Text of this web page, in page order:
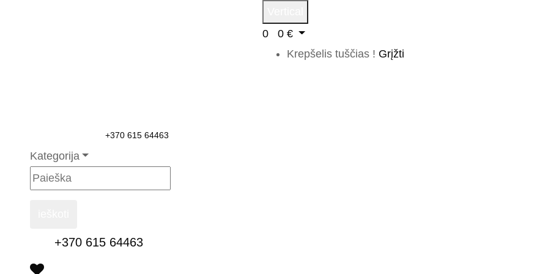
+370 615 64463
0
0 €
Krepšelis tuščias ! Grįžti
Kategorija
+370 615 64463